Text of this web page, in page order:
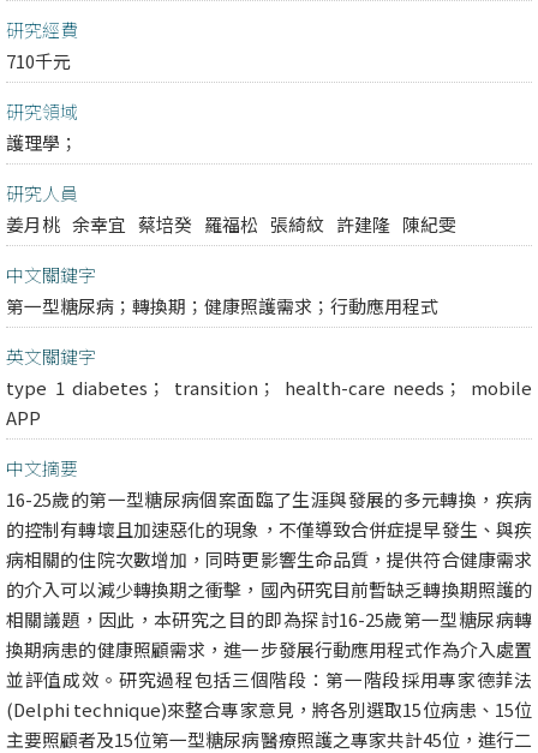
研究經費
710千元
研究領域
護理學；
研究人員
姜月桃 余幸宜 蔡培癸 羅福松 張綺紋 許建隆 陳紀雯
中文關鍵字
第一型糖尿病；轉換期；健康照護需求；行動應用程式
英文關鍵字
type 1 diabetes； transition； health-care needs； mobile
APP
中文摘要
16-25歲的第一型糖尿病個案面臨了生涯與發展的多元轉換，疾病
的控制有轉壞且加速惡化的現象，不僅導致合併症提早發生、與疾
病相關的住院次數增加，同時更影響生命品質，提供符合健康需求
的介入可以減少轉換期之衝擊，國內研究目前暫缺乏轉換期照護的
相關議題，因此，本研究之目的即為探討16-25歲第一型糖尿病轉
換期病患的健康照顧需求，進一步發展行動應用程式作為介入處置
並評值成效。研究過程包括三個階段：第一階段採用專家德菲法
(Delphi technique)來整合專家意見，將各別選取15位病患、15位
主要照顧者及15位第一型糖尿病醫療照護之專家共計45位，進行二